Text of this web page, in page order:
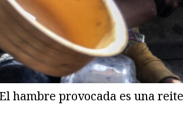
hambre provocada es una